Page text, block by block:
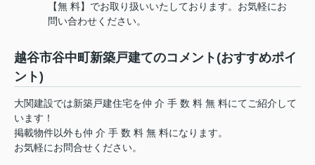
【無 料】でお取り扱いいたしております。お気軽にお
問い合わせください。
越谷市谷中町新築戸建てのコメント(おすすめポイ
ント)
大関建設では新築戸建住宅を仲 介 手 数 料 無 料にてご紹介して
います！
掲載物件以外も仲 介 手 数 料 無 料になります。
お気軽にお問合せください。